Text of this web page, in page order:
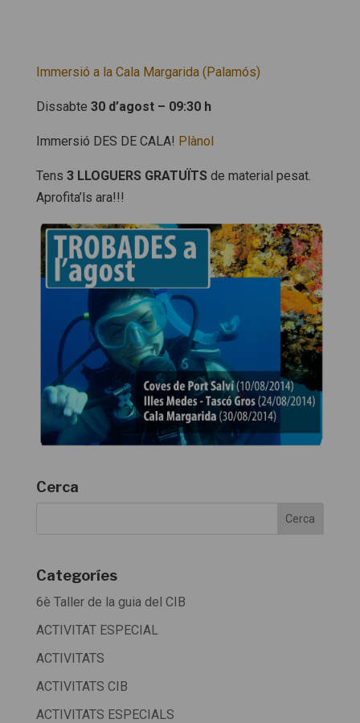
Immersió a la Cala Margarida (Palamós)
Dissabte 30 d’agost – 09:30 h
Immersió DES DE CALA! Plànol
Tens 3 LLOGUERS GRATUÏTS de material pesat.
Aprofita’ls ara!!!
Cerca
Categoríes
6è Taller de la guia del CIB
ACTIVITAT ESPECIAL
ACTIVITATS
ACTIVITATS CIB
ACTIVITATS ESPECIALS